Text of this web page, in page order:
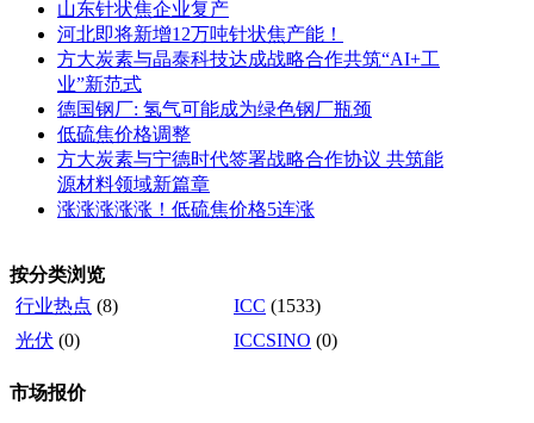
山东针状焦企业复产
河北即将新增12万吨针状焦产能！
方大炭素与晶泰科技达成战略合作共筑“AI+工
业”新范式
德国钢厂: 氢气可能成为绿色钢厂瓶颈
低硫焦价格调整
方大炭素与宁德时代签署战略合作协议 共筑能
源材料领域新篇章
涨涨涨涨涨！低硫焦价格5连涨
按分类浏览
行业热点 (8) ICC (1533)
光伏 (0) ICCSINO (0)
市场报价